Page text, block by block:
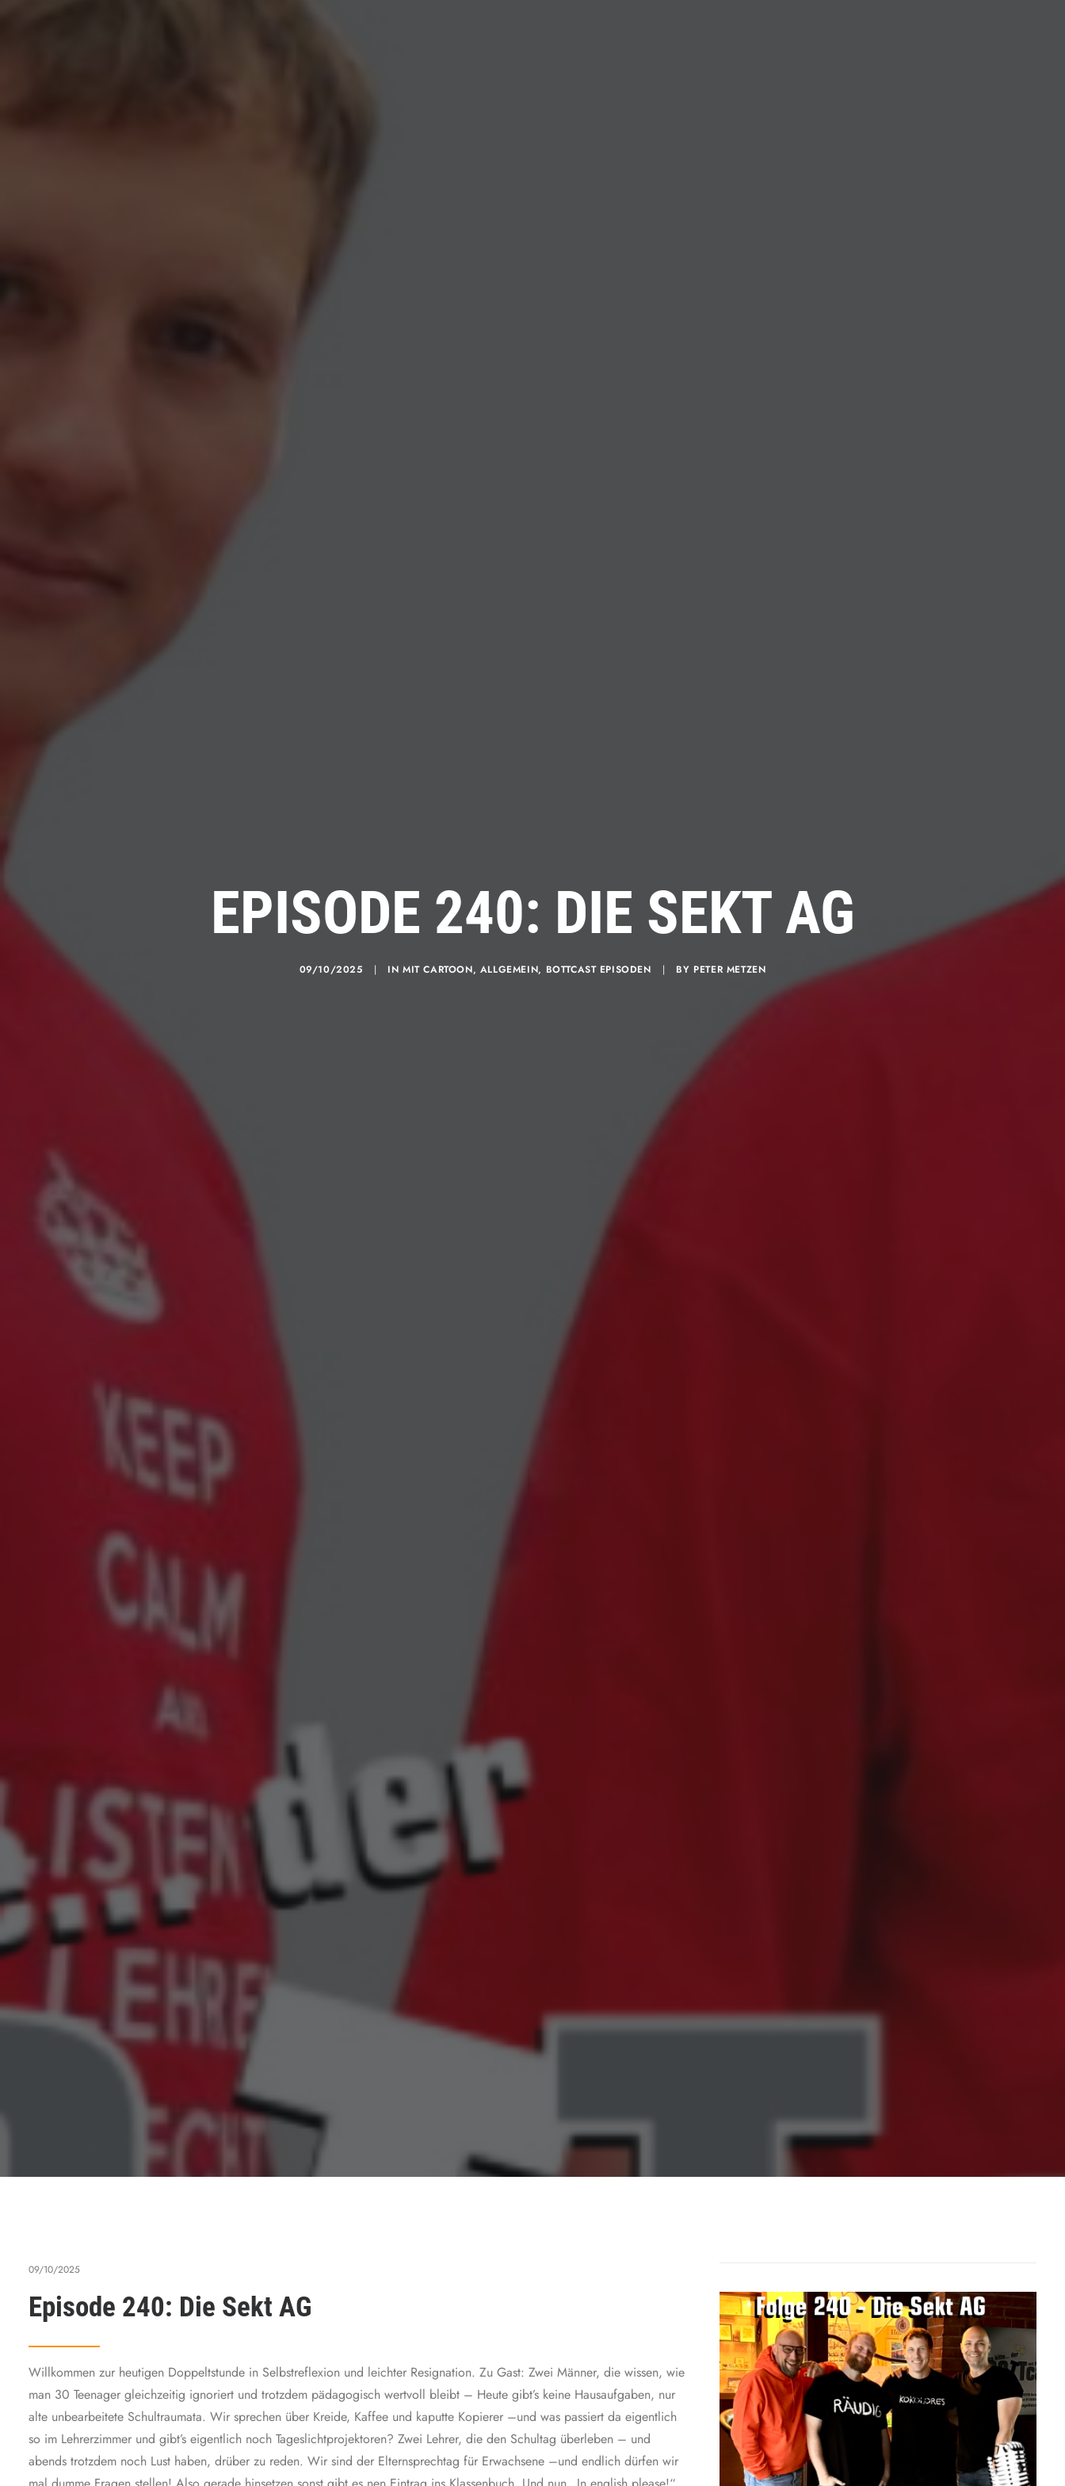
EPISODE 240: DIE SEKT AG
09/10/2025 | INMIT CARTOON, ALLGEMEIN, BOTTCAST EPISODEN | BY PETER METZEN
09/10/2025
Episode 240: Die Sekt AG
Willkommen zur heutigen Doppeltstunde in Selbstreflexion und leichter Resignation. Zu Gast: Zwei Männer, die wissen, wie
man 30 Teenager gleichzeitig ignoriert und trotzdem pädagogisch wertvoll bleibt – Heute gibt’s keine Hausaufgaben, nur
alte unbearbeitete Schultraumata. Wir sprechen über Kreide, Kaffee und kaputte Kopierer –und was passiert da eigentlich
so im Lehrerzimmer und gibt’s eigentlich noch Tageslichtprojektoren? Zwei Lehrer, die den Schultag überleben – und
abends trotzdem noch Lust haben, drüber zu reden. Wir sind der Elternsprechtag für Erwachsene –und endlich dürfen wir